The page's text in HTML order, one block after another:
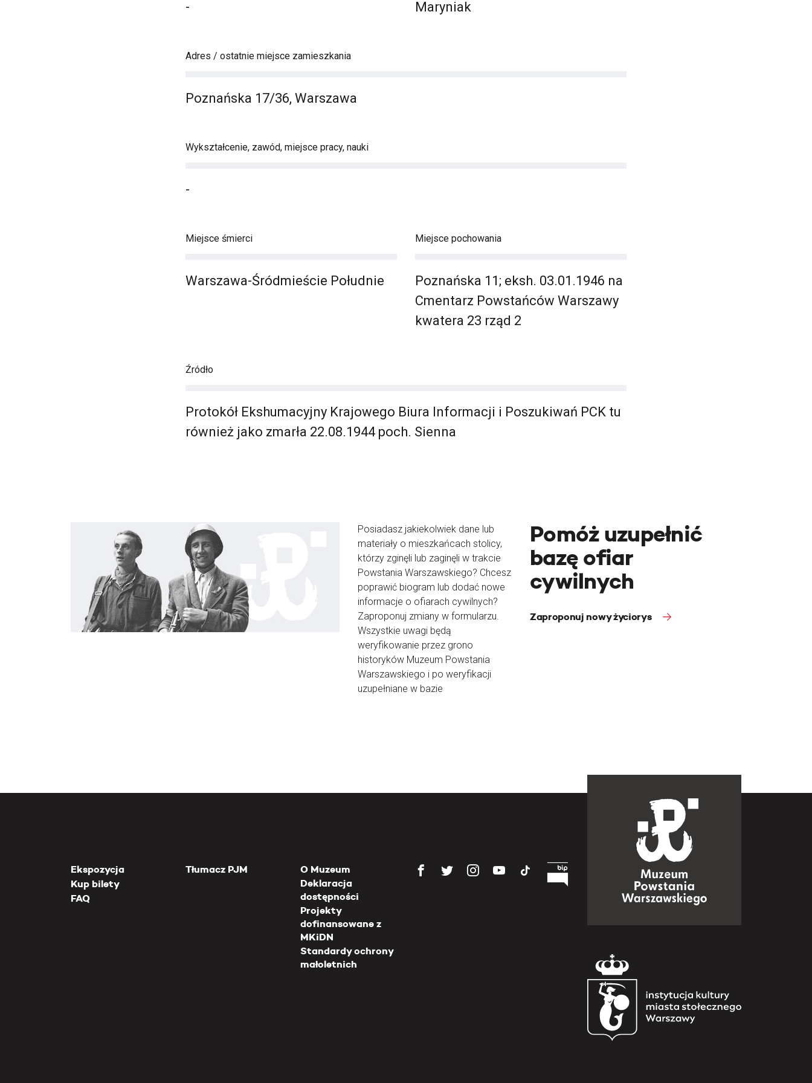
- Maryniak
Adres / ostatnie miejsce zamieszkania
Poznańska 17/36, Warszawa
Wykształcenie, zawód, miejsce pracy, nauki
-
Miejsce śmierci
Warszawa-Śródmieście Południe
Miejsce pochowania
Poznańska 11; eksh. 03.01.1946 na
Cmentarz Powstańców Warszawy
kwatera 23 rząd 2
Źródło
Protokół Ekshumacyjny Krajowego Biura Informacji i Poszukiwań PCK tu
również jako zmarła 22.08.1944 poch. Sienna
Posiadasz jakiekolwiek dane lub
materiały o mieszkańcach stolicy,
którzy zginęli lub zaginęli w trakcie
Powstania Warszawskiego? Chcesz
poprawić biogram lub dodać nowe
informacje o ofiarach cywilnych?
Zaproponuj zmiany w formularzu.
Wszystkie uwagi będą
weryfikowanie przez grono
historyków Muzeum Powstania
Warszawskiego i po weryfikacji
uzupełniane w bazie
Pomóż uzupełnić
bazę ofiar
cywilnych
Zaproponuj nowy życiorys
Ekspozycja
Kup bilety
FAQ
Tłumacz PJM
O Muzeum
Deklaracja
dostępności
Projekty
dofinansowane z
MKiDN
Standardy ochrony
małoletnich